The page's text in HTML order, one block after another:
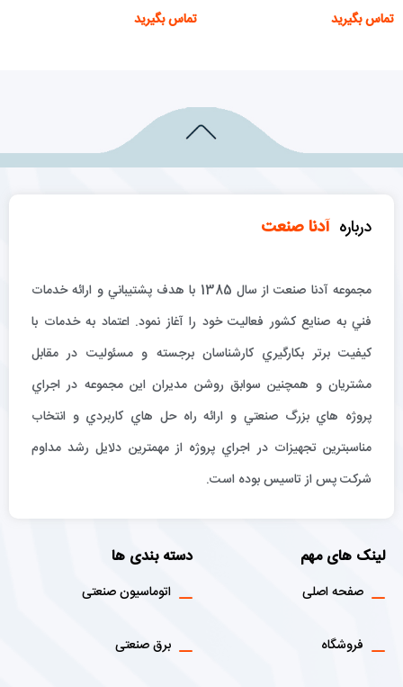
تماس بگیرید
تماس بگیرید
درباره آدنا صنعت
مجموعه آدنا صنعت از سال 1385 با هدف پشتيباني و ارائه خدمات
فني به صنايع كشور فعاليت خود را آغاز نمود. اعتماد به خدمات با
كيفيت برتر بكارگيري كارشناسان برجسته و مسئوليت در مقابل
مشتريان و همچنين سوابق روشن مديران اين مجموعه در اجراي
پروژه هاي بزرگ صنعتي و ارائه راه حل هاي كاربردي و انتخاب
مناسبترين تجهيزات در اجراي پروژه از مهمترين دلايل رشد مداوم
شركت پس از تاسيس بوده است.
لینک های مهم
صفحه اصلی
فروشگاه
دسته بندی ها
اتوماسیون صنعتی
برق صنعتی